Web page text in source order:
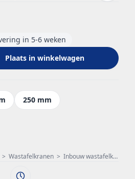
> Wastafelkranen > Inbouw wastafelkraan
in 5-6 weken
Plaats in winkelwagen
250 mm